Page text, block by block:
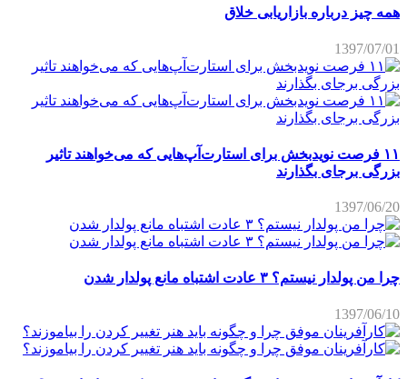
همه چیز درباره بازاریابی خلاق
1397/07/01
۱۱ فرصت نویدبخش برای استارت‌آپ‌هایی که می‌خواهند تاثیر
بزرگی برجای بگذارند
1397/06/20
چرا من پولدار نیستم؟ ۳ عادت اشتباه مانع پولدار شدن
1397/06/10